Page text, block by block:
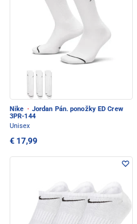
Nike · Jordan Pán. ponožky ED Crew
3PR-144
Unisex
€ 17,99